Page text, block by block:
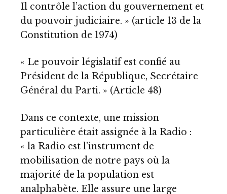
Il contrôle l’action du gouvernement et
du pouvoir judiciaire. » (article 13 de la
Constitution de 1974)
« Le pouvoir législatif est confié au
Président de la République, Secrétaire
Général du Parti. » (Article 48)
Dans ce contexte, une mission
particulière était assignée à la Radio :
« la Radio est l’instrument de
mobilisation de notre pays où la
majorité de la population est
analphabète. Elle assure une large